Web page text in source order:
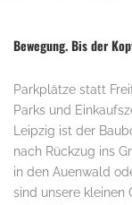
Bewegung. Bis der
Parkplätze statt
Parks und
Leipzig ist der
nach Rückzug ins
in den Auenwald
sind unsere kleinen